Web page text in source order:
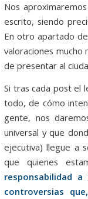
Nos
escrito, siendo
En otro apartado
valoraciones mucho
de presentar al
Si tras cada post el
todo, de cómo
gente, nos
universal y que
ejecutiva) llegue a
que quienes
responsabilidad
controversias